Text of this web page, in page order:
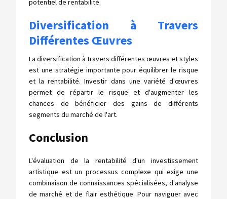
potentiel de rentabilité.
Diversification à Travers
Différentes Œuvres
La diversification à travers différentes œuvres et styles
est une stratégie importante pour équilibrer le risque
et la rentabilité. Investir dans une variété d'œuvres
permet de répartir le risque et d'augmenter les
chances de bénéficier des gains de différents
segments du marché de l'art.
Conclusion
L'évaluation de la rentabilité d'un investissement
artistique est un processus complexe qui exige une
combinaison de connaissances spécialisées, d'analyse
de marché et de flair esthétique. Pour naviguer avec